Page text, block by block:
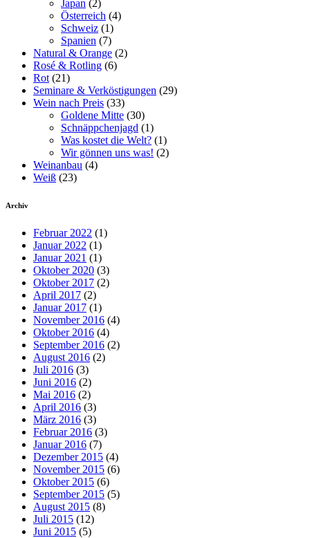
Japan (2)
Österreich (4)
Schweiz (1)
Spanien (7)
Natural & Orange (2)
Rosé & Rotling (6)
Rot (21)
Seminare & Verköstigungen (29)
Wein nach Preis (33)
Goldene Mitte (30)
Schnäppchenjagd (1)
Was kostet die Welt? (1)
Wir gönnen uns was! (2)
Weinanbau (4)
Weiß (23)
Archiv
Februar 2022 (1)
Januar 2022 (1)
Januar 2021 (1)
Oktober 2020 (3)
Oktober 2017 (2)
April 2017 (2)
Januar 2017 (1)
November 2016 (4)
Oktober 2016 (4)
September 2016 (2)
August 2016 (2)
Juli 2016 (3)
Juni 2016 (2)
Mai 2016 (2)
April 2016 (3)
März 2016 (3)
Februar 2016 (3)
Januar 2016 (7)
Dezember 2015 (4)
November 2015 (6)
Oktober 2015 (6)
September 2015 (5)
August 2015 (8)
Juli 2015 (12)
Juni 2015 (5)